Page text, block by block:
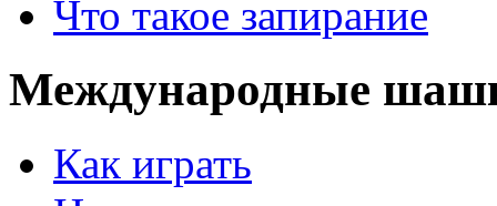
Что такое запирание
Международные
Как играть